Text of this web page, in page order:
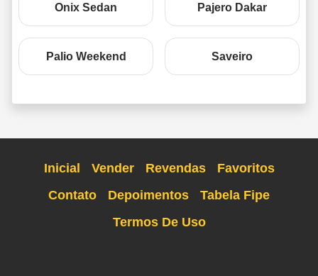
Onix Sedan Pajero Dakar
Palio Weekend Saveiro
Inicial Vender Revendas
Favoritos
Contato
Depoimentos
Tabela Fipe
Termos De Uso